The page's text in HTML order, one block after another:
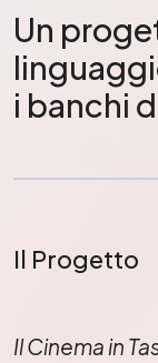
Un
i banchi
Il Progetto
Il Cinema in